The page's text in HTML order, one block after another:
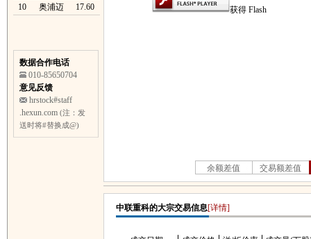
10
奥浦迈 17.60
数据合作电话
010-85650704
意见反馈
hrstock#staff
.hexun.com (注：发
送时将#替换成@)
中联重科的大宗交易信息[详情]